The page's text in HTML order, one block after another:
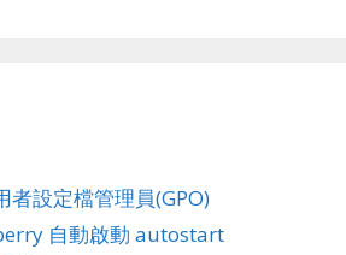
者設定檔管理員(GPO)
自動啟動 autostart